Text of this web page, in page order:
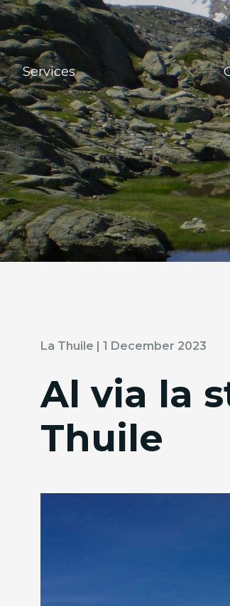
Services
La Thuile | 1 December 2023
Al via la
Thuile